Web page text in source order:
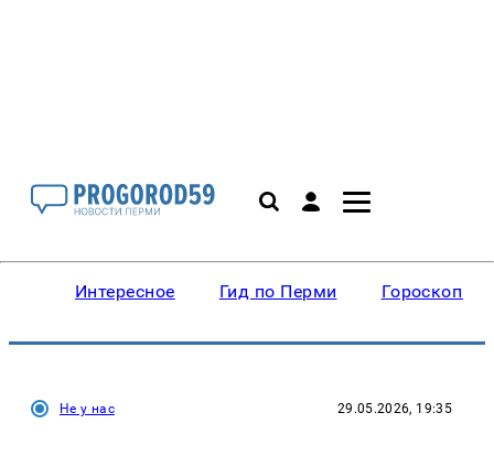
Интересное Гид по Перми Гороскопы
Не у нас 29.05.2026, 19:35